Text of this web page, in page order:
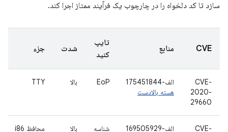
سازد تا کد دلخواه را در چارچوب یک فرآیند ممتاز اجرا کند.
CVE منابع
تایپ
کنید
شدت جزء
CVE-
2020-
29660
الف-175451844
هسته بالادست
EoP بالا TTY
CVE-
الف-169505929
شناسه بالا
محافظ i86